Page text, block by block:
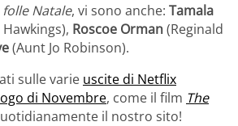
Natale, vi sono anche: Tamala
Hawkings), Roscoe Orman(Reginald
(Aunt Jo Robinson).
sulle varie uscite di Netflix
di Novembre, come il film The
il nostro sito!